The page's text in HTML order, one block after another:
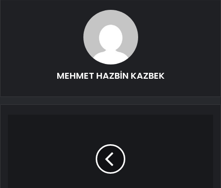
MEHMET HAZBİN KAZBEK